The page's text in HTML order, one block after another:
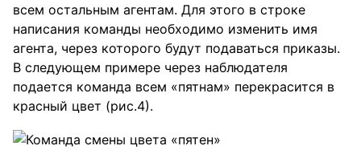
всем остальным агентам. Для этого в строке
написания команды необходимо изменить имя
агента, через которого будут подаваться приказы.
В следующем примере через наблюдателя
подается команда всем «пятнам» перекрасится в
красный цвет (рис.4).